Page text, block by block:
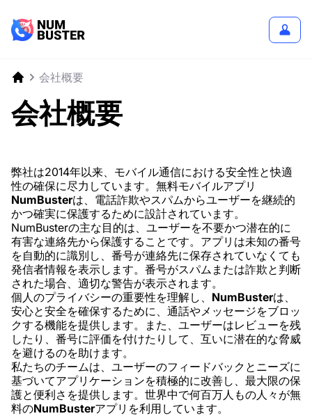
会社概要
会社概要
弊社は2014年以来、モバイル通信における安全性と快適
性の確保に尽力しています。無料モバイルアプリ
NumBusterは、電話詐欺やスパムからユーザーを継続的
かつ確実に保護するために設計されています。
NumBusterの主な目的は、ユーザーを不要かつ潜在的に
有害な連絡先から保護することです。アプリは未知の番号
を自動的に識別し、番号が連絡先に保存されていなくても
発信者情報を表示します。番号がスパムまたは詐欺と判断
された場合、適切な警告が表示されます。
個人のプライバシーの重要性を理解し、 NumBusterは、
安心と安全を確保するために、通話やメッセージをブロッ
クする機能を提供します。また、ユーザーはレビューを残
したり、番号に評価を付けたりして、互いに潜在的な脅威
を避けるのを助けます。
私たちのチームは、ユーザーのフィードバックとニーズに
基づいてアプリケーションを積極的に改善し、最大限の保
護と便利さを提供します。世界中で何百万人もの人々が無
料のNumBusterアプリを利用しています。